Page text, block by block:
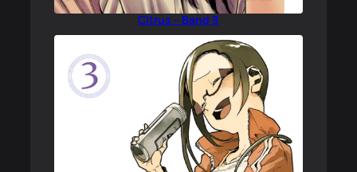
Citrus – Band 9